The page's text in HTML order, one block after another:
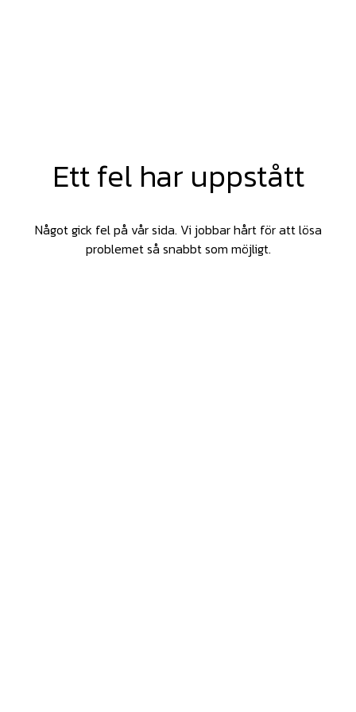
Ett fel har uppstått
Något gick fel på vår sida. Vi jobbar hårt för att lösa
problemet så snabbt som möjligt.